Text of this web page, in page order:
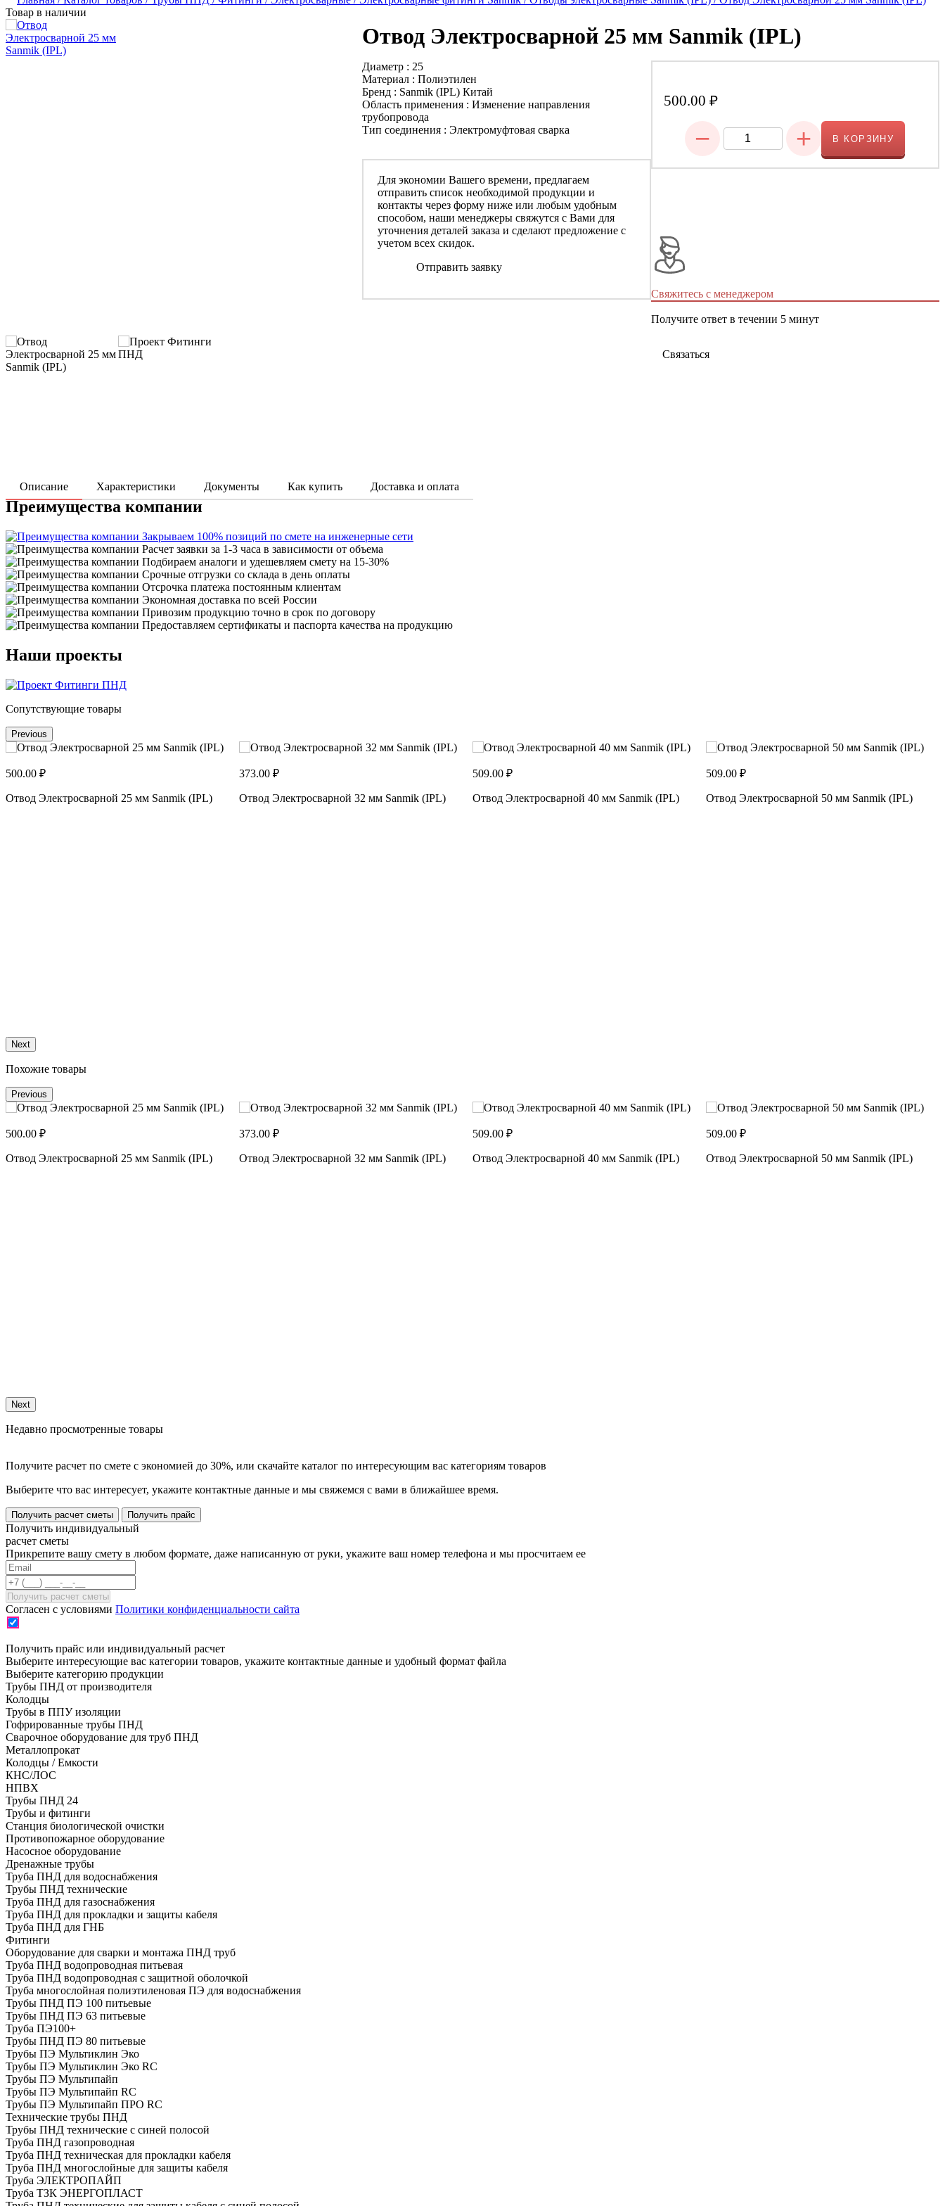
Товар в наличии
Отвод Электросварной 25 мм Sanmik (IPL)
Диаметр : 25
Материал : Полиэтилен
Бренд : Sanmik (IPL) Китай
Область применения : Изменение направления
трубопровода
Тип соединения : Электромуфтовая сварка
Для экономии Вашего времени, предлагаем
отправить список необходимой продукции и
контакты через форму ниже или любым удобным
способом, наши менеджеры свяжутся с Вами для
уточнения деталей заказа и сделают предложение с
учетом всех скидок.
Отправить заявку
500.00 ₽
− + В КОРЗИНУ
Свяжитесь с менеджером
Получите ответ в течении 5 минут
Связаться
Описание Характеристики Документы Как купить Доставка и оплата
Преимущества компании
Закрываем 100% позиций по смете на инженерные сети
Расчет заявки за 1-3 часа в зависимости от объема
Подбираем аналоги и удешевляем смету на 15-30%
Срочные отгрузки со склада в день оплаты
Отсрочка платежа постоянным клиентам
Экономная доставка по всей России
Привозим продукцию точно в срок по договору
Предоставляем сертификаты и паспорта качества на продукцию
Наши проекты
Сопутствующие товары
Previous
500.00 ₽
Отвод Электросварной 25 мм Sanmik (IPL)
373.00 ₽
Отвод Электросварной 32 мм Sanmik (IPL)
509.00 ₽
Отвод Электросварной 40 мм Sanmik (IPL)
509.00 ₽
Отвод Электросварной 50 мм Sanmik (IPL)
Next
Похожие товары
Previous
500.00 ₽
Отвод Электросварной 25 мм Sanmik (IPL)
373.00 ₽
Отвод Электросварной 32 мм Sanmik (IPL)
509.00 ₽
Отвод Электросварной 40 мм Sanmik (IPL)
509.00 ₽
Отвод Электросварной 50 мм Sanmik (IPL)
Next
Недавно просмотренные товары
Получите расчет по смете с экономией до 30%, или скачайте каталог по интересующим вас категориям товаров
Выберите что вас интересует, укажите контактные данные и мы свяжемся с вами в ближайшее время.
Получить расчет сметы Получить прайс
Получить индивидуальный
расчет сметы
Прикрепите вашу смету в любом формате, даже написанную от руки, укажите ваш номер телефона и мы просчитаем ее
Согласен с условиями Политики конфиденциальности сайта
Получить прайс или индивидуальный расчет
Выберите интересующие вас категории товаров, укажите контактные данные и удобный формат файла
Выберите категорию продукции
Трубы ПНД от производителя
Колодцы
Трубы в ППУ изоляции
Гофрированные трубы ПНД
Сварочное оборудование для труб ПНД
Металлопрокат
Колодцы / Емкости
КНС/ЛОС
НПВХ
Трубы ПНД 24
Трубы и фитинги
Cтанция биологической очистки
Противопожарное оборудование
Насосное оборудование
Дренажные трубы
Труба ПНД для водоснабжения
Трубы ПНД технические
Труба ПНД для газоснабжения
Труба ПНД для прокладки и защиты кабеля
Труба ПНД для ГНБ
Фитинги
Оборудование для сварки и монтажа ПНД труб
Труба ПНД водопроводная питьевая
Труба ПНД водопроводная с защитной оболочкой
Труба многослойная полиэтиленовая ПЭ для водоснабжения
Трубы ПНД ПЭ 100 питьевые
Трубы ПНД ПЭ 63 питьевые
Труба ПЭ100+
Трубы ПНД ПЭ 80 питьевые
Трубы ПЭ Мультиклин Эко
Трубы ПЭ Мультиклин Эко RC
Трубы ПЭ Мультипайп
Трубы ПЭ Мультипайп RC
Трубы ПЭ Мультипайп ПРО RC
Технические трубы ПНД
Трубы ПНД технические с синей полосой
Труба ПНД газопроводная
Труба ПНД техническая для прокладки кабеля
Труба ПНД многослойные для защиты кабеля
Труба ЭЛЕКТРОПАЙП
Труба ТЗК ЭНЕРГОПЛАСТ